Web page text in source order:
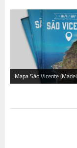
Mapa São Vicente